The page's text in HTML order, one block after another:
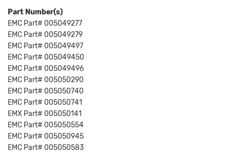
Part Number(s)
EMC Part# 005049277
EMC Part# 005049279
EMC Part# 005049497
EMC Part# 005049450
EMC Part# 005049496
EMC Part# 005050290
EMC Part# 005050740
EMC Part# 005050741
EMX Part# 005050141
EMC Part# 005050554
EMC Part# 005050945
EMC Part# 005050583